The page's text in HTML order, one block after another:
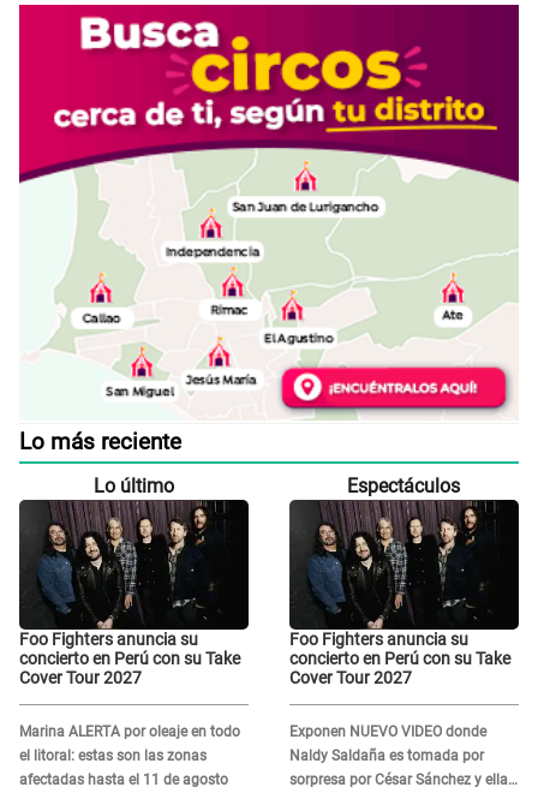
Lo más reciente
Lo último
Foo Fighters anuncia su
concierto en Perú con su Take
Cover Tour 2027
Marina ALERTA por oleaje en todo
el litoral: estas son las zonas
afectadas hasta el 11 de agosto
Espectáculos
Foo Fighters anuncia su
concierto en Perú con su Take
Cover Tour 2027
Exponen NUEVO VIDEO donde
Naldy Saldaña es tomada por
sorpresa por César Sánchez y ella